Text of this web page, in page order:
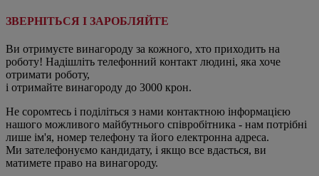
ЗВЕРНІТЬСЯ І ЗАРОБЛЯЙТЕ
Ви отримуєте винагороду за кожного, хто приходить на
роботу! Надішліть телефонний контакт людині, яка хоче
отримати роботу,
і отримайте винагороду до 3000 крон.
Не соромтесь і поділіться з нами контактною інформацією
нашого можливого майбутнього співробітника - нам потрібні
лише ім'я, номер телефону та його електронна адреса.
Ми зателефонуємо кандидату, і якщо все вдасться, ви
матимете право на винагороду.